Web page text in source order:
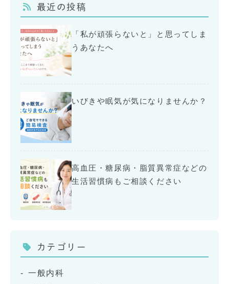
最近の投稿
「私が頑張らないと」と思ってしま
うあなたへ
いびきや眠気が気になりませんか？
高血圧・糖尿病・脂質異常症などの
生活習慣病もご相談ください
カテゴリー
一般内科